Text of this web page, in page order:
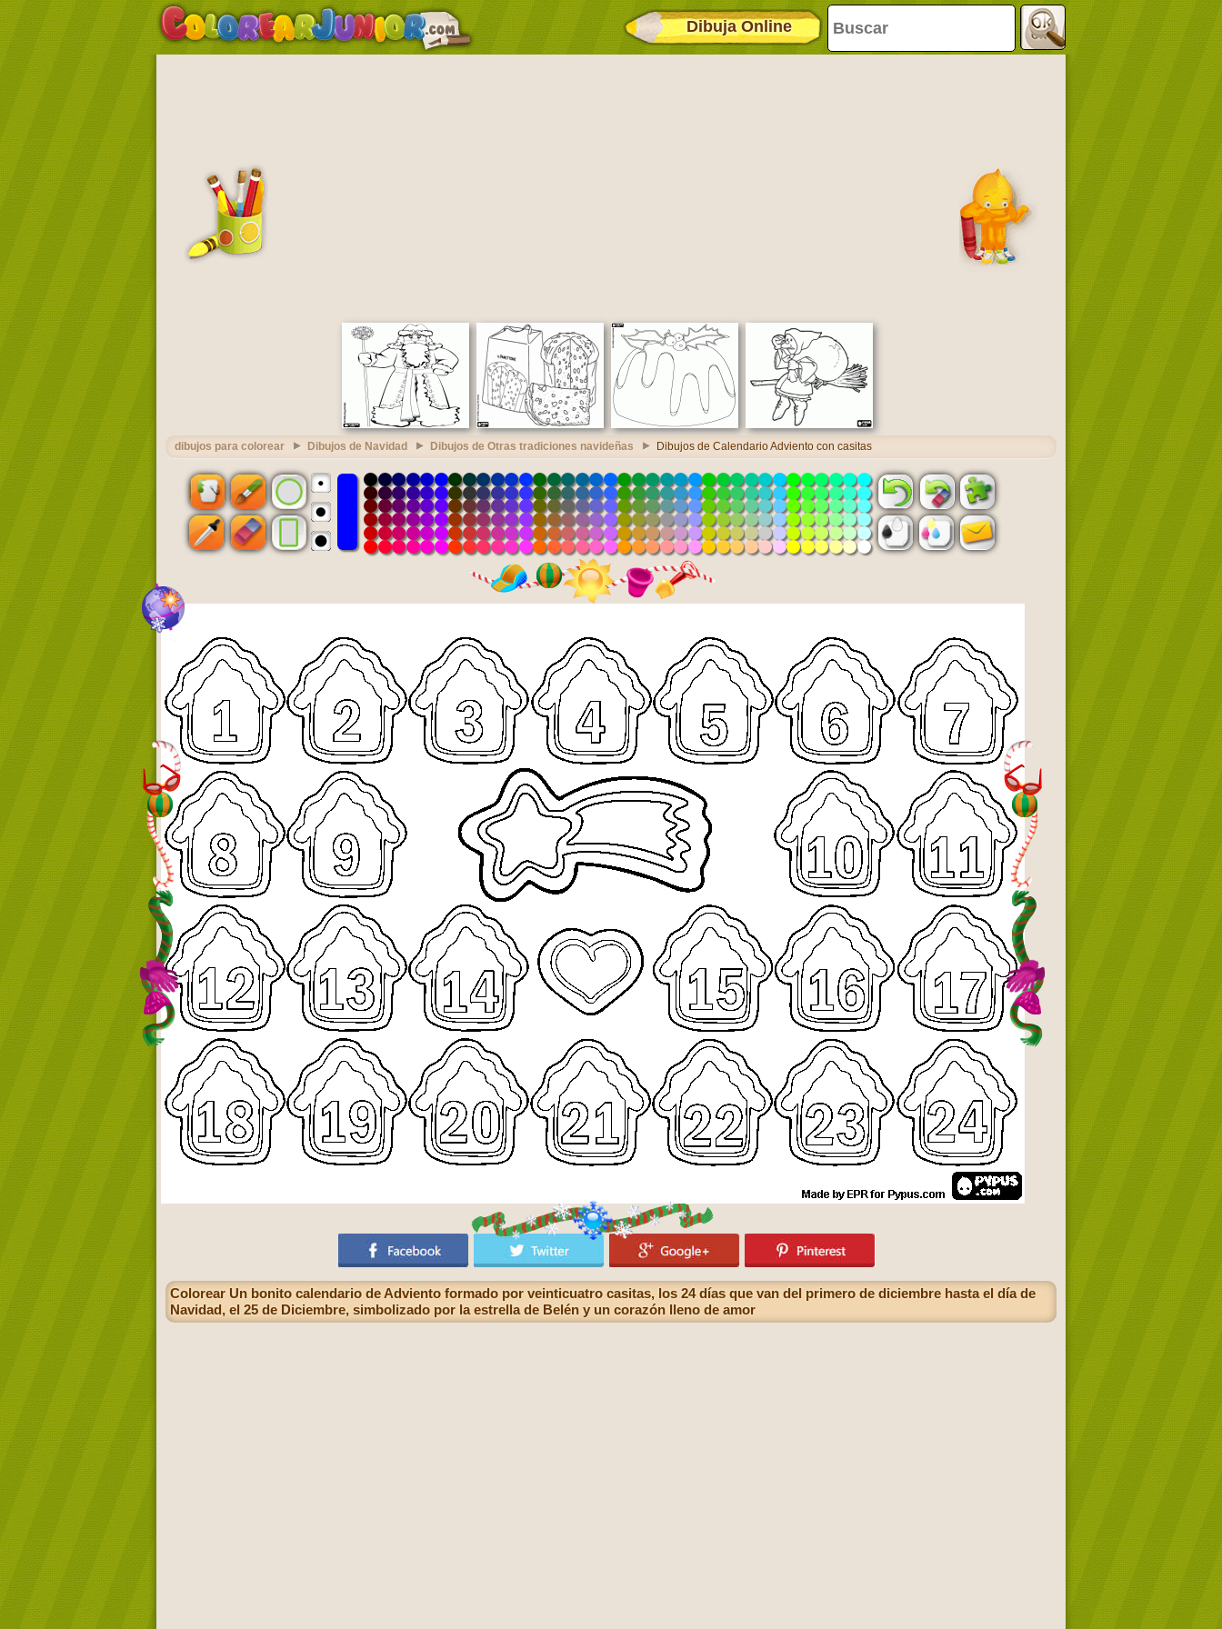
Dibuja Online
dibujos para colorear Dibujos de Navidad Dibujos de Otras tradiciones navideñas Dibujos de Calendario Adviento con casitas
Colorear Un bonito calendario de Adviento formado por veinticuatro casitas, los 24 días que van del primero de diciembre hasta el día de
Navidad, el 25 de Diciembre, simbolizado por la estrella de Belén y un corazón lleno de amor